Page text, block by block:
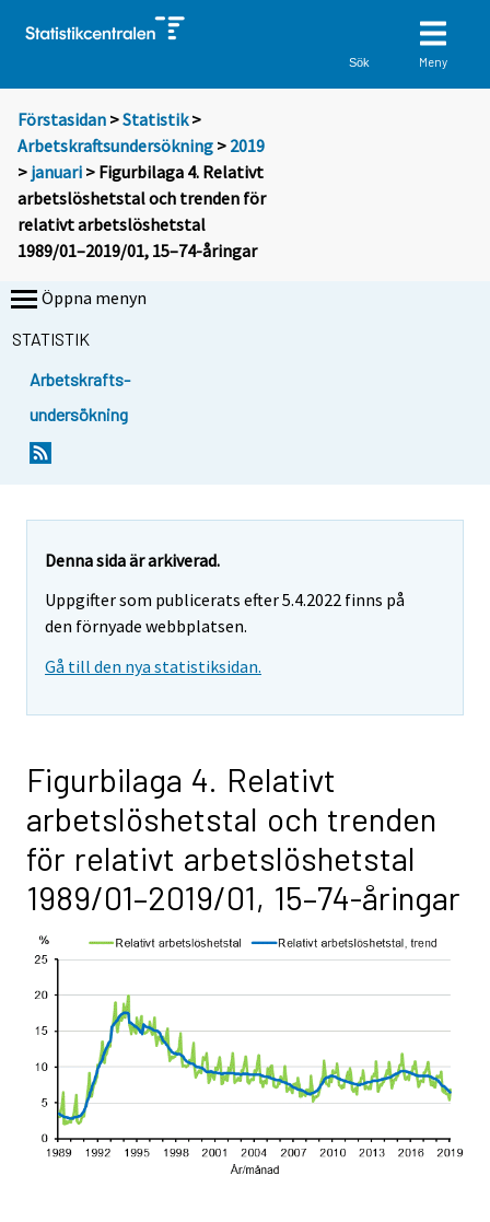
Sök Meny
Förstasidan >Statistik >
Arbetskraftsundersökning > 2019
> januari > Figurbilaga 4. Relativt
arbetslöshetstal och trenden för
relativt arbetslöshetstal
1989/01–2019/01, 15–74-åringar
Öppna menyn
STATISTIK
Arbetskrafts-
undersökning
Denna sida är arkiverad.
Uppgifter som publicerats efter 5.4.2022 finns på
den förnyade webbplatsen.
Gå till den nya statistiksidan.
Figurbilaga 4. Relativt
arbetslöshetstal och trenden
för relativt arbetslöshetstal
1989/01–2019/01, 15–74-åringar